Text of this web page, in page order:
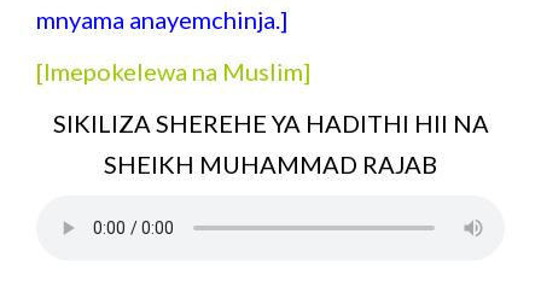
mnyama anayemchinja.]
[Imepokelewa na Muslim]
SIKILIZA SHEREHE YA HADITHI HII NA
SHEIKH MUHAMMAD RAJAB